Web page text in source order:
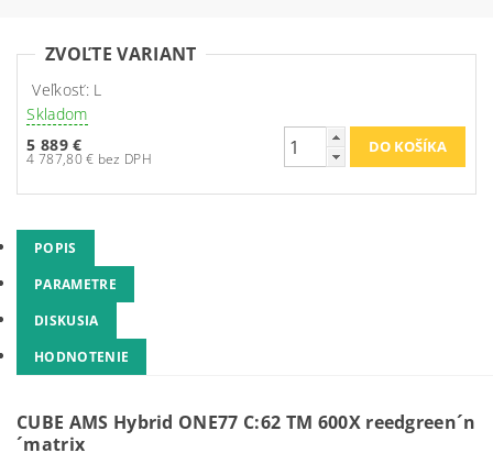
ZVOĽTE VARIANT
Veľkosť: L
Skladom
5 889 €
4 787,80 € bez DPH
POPIS
PARAMETRE
DISKUSIA
HODNOTENIE
CUBE AMS Hybrid ONE77 C:62 TM 600X reedgreen´n
´matrix